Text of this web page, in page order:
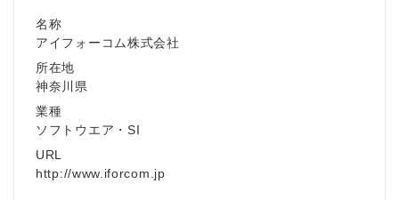
名称
アイフォーコム株式会社
所在地
神奈川県
業種
ソフトウエア・SI
URL
http://www.iforcom.jp